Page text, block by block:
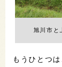
旭川市と
もうひとつ